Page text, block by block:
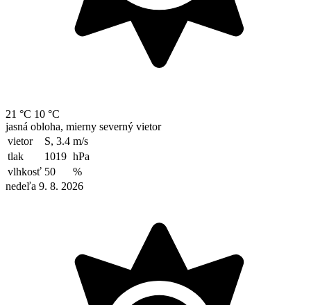
21 °C 10 °C
jasná obloha, mierny severný vietor
vietor
S, 3.4 m/s
tlak
1019 hPa
vlhkosť 50
%
nedeľa 9. 8. 2026